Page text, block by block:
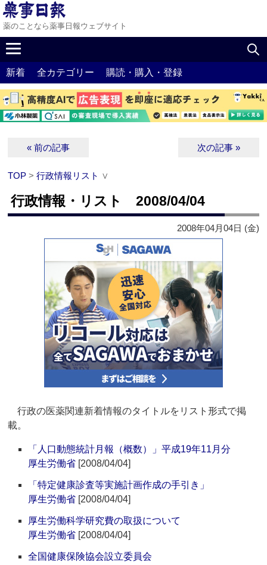
薬のことなら薬事日報ウェブサイト
新着 全カテゴリー 購読・購入・登録
« 前の記事 次の記事 »
TOP >行政情報リスト ∨
行政情報・リスト 2008/04/04
2008年04月04日 (金)
行政の医薬関連新着情報のタイトルをリスト形式で掲
載。
「人口動態統計月報（概数）」平成19年11月分
厚生労働省 [2008/04/04]
「特定健康診査等実施計画作成の手引き」
厚生労働省 [2008/04/04]
厚生労働科学研究費の取扱について
厚生労働省 [2008/04/04]
全国健康保険協会設立委員会